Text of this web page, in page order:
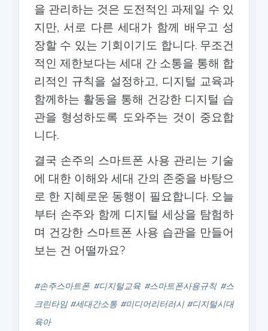
을 관리하는 것은 도전적인 과제일 수 있
지만, 서로 다른 세대가 함께 배우고 성
장할 수 있는 기회이기도 합니다. 무조건
적인 제한보다는 세대 간 소통을 통해 합
리적인 규칙을 설정하고, 디지털 교육과
함께하는 활동을 통해 건강한 디지털 습
관을 형성하도록 도와주는 것이 중요합
니다.
결국 손주의 스마트폰 사용 관리는 기술
에 대한 이해와 세대 간의 존중을 바탕으
로 한 지혜로운 동행이 필요합니다. 오늘
부터 손주와 함께 디지털 세상을 탐험하
며 건강한 스마트폰 사용 습관을 만들어
보는 건 어떨까요?
#손주스마트폰 #디지털교육 #스마트폰사용규칙 #스
크린타임 #세대간소통 #미디어리터러시 #디지털시대
육아